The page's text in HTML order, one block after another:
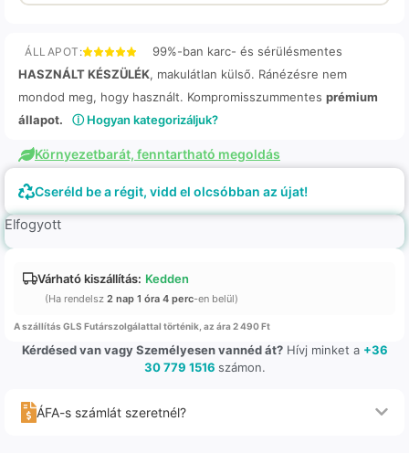
ÁLLAPOT:
99%-ban karc- és sérülésmentes
HASZNÁLT KÉSZÜLÉK, makulátlan külső. Ránézésre nem
mondod meg, hogy használt. Kompromisszummentes prémium
állapot.
ⓘ Hogyan kategorizáljuk?
Környezetbarát, fenntartható megoldás
Cseréld be a régit, vidd el olcsóbban az újat!
Elfogyott
Várható kiszállítás: Kedden
(Ha rendelsz 2 nap 1 óra 4 perc-en belül)
A szállítás GLS Futárszolgálattal történik, az ára 2 490 Ft
Kérdésed van vagy Személyesen vannéd át?Hívj minket a +36
30 779 1516 számon.
ÁFA-s számlát szeretnél?